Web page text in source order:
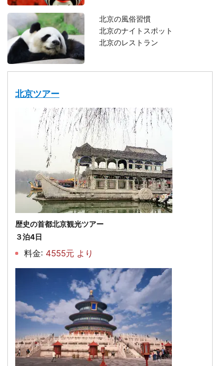
北京の風俗習慣
北京のナイトスポット
北京のレストラン
北京ツアー
歴史の首都北京観光ツアー
３泊4日
料金: 4555元 より